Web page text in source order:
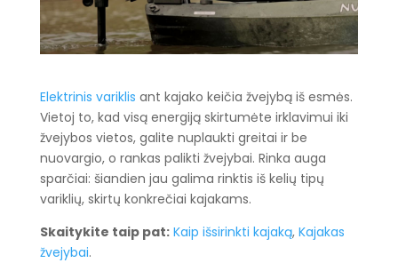
Elektrinis variklis ant kajako keičia žvejybą iš esmės.
Vietoj to, kad visą energiją skirtumėte irklavimui iki
žvejybos vietos, galite nuplaukti greitai ir be
nuovargio, o rankas palikti žvejybai. Rinka auga
sparčiai: šiandien jau galima rinktis iš kelių tipų
variklių, skirtų konkrečiai kajakams.
Skaitykite taip pat: Kaip išsirinkti kajaką, Kajakas
žvejybai.